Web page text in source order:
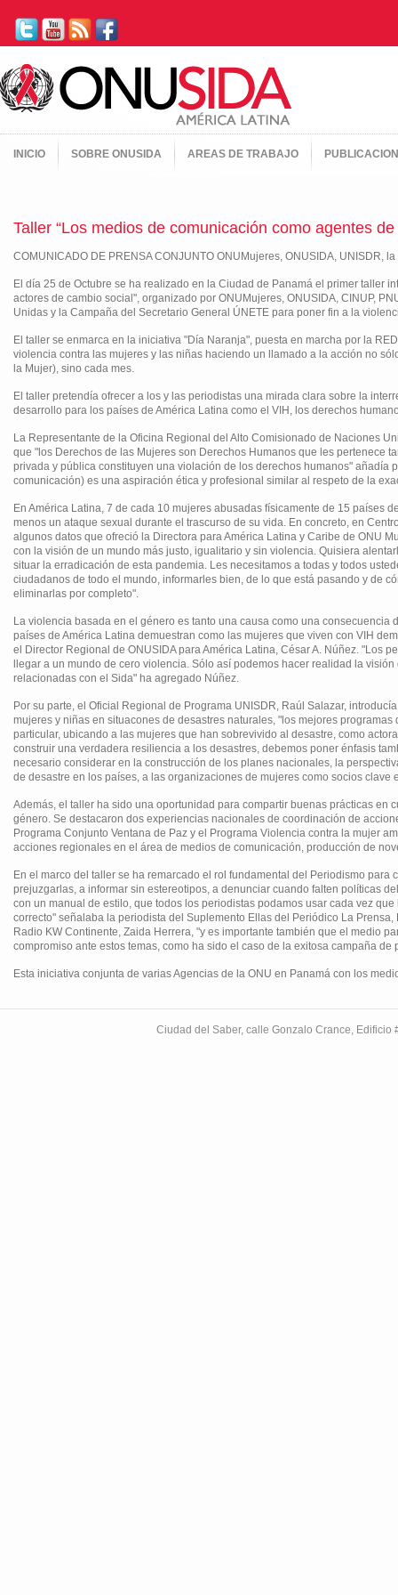
INICIO SOBRE ONUSIDA AREAS DE TRABAJO
Taller “Los medios de comunicación como agentes
COMUNICADO DE PRENSA CONJUNTO ONUMujeres, ONUSIDA,
El día 25 de Octubre se ha realizado en la Ciudad de Panamá el primer taller
actores de cambio social", organizado por ONUMujeres, ONUSIDA, CINUP,
Unidas y la Campaña del Secretario General ÚNETE para poner fin a la
El taller se enmarca en la iniciativa "Día Naranja", puesta en marcha por la
violencia contra las mujeres y las niñas haciendo un llamado a la acción no
la Mujer), sino cada mes.
El taller pretendía ofrecer a los y las periodistas una mirada clara sobre la
desarrollo para los países de América Latina como el VIH, los derechos
La Representante de la Oficina Regional del Alto Comisionado de Naciones
que "los Derechos de las Mujeres son Derechos Humanos que les pertenece
privada y pública constituyen una violación de los derechos humanos"
comunicación) es una aspiración ética y profesional similar al respeto de la
En América Latina, 7 de cada 10 mujeres abusadas físicamente de 15 países
menos un ataque sexual durante el trascurso de su vida. En concreto, en
algunos datos que ofreció la Directora para América Latina y Caribe de ONU
con la visión de un mundo más justo, igualitario y sin violencia. Quisiera
situar la erradicación de esta pandemia. Les necesitamos a todas y todos
ciudadanos de todo el mundo, informarles bien, de lo que está pasando y de
eliminarlas por completo".
La violencia basada en el género es tanto una causa como una
países de América Latina demuestran como las mujeres que viven con VIH
el Director Regional de ONUSIDA para América Latina, César A. Núñez. "Los
llegar a un mundo de cero violencia. Sólo así podemos hacer realidad la
relacionadas con el Sida" ha agregado Núñez.
Por su parte, el Oficial Regional de Programa UNISDR, Raúl Salazar,
mujeres y niñas en situacones de desastres naturales, "los mejores
particular, ubicando a las mujeres que han sobrevivido al desastre, como
construir una verdadera resiliencia a los desastres, debemos poner énfasis
necesario considerar en la construcción de los planes nacionales, la
de desastre en los países, a las organizaciones de mujeres como socios
Además, el taller ha sido una oportunidad para compartir buenas prácticas
género. Se destacaron dos experiencias nacionales de coordinación de
Programa Conjunto Ventana de Paz y el Programa Violencia contra la mujer
acciones regionales en el área de medios de comunicación, producción de
En el marco del taller se ha remarcado el rol fundamental del Periodismo
prejuzgarlas, a informar sin estereotipos, a denunciar cuando falten políticas
con un manual de estilo, que todos los periodistas podamos usar cada vez
correcto" señalaba la periodista del Suplemento Ellas del Periódico La
Radio KW Continente, Zaida Herrera, "y es importante también que el medio
compromiso ante estos temas, como ha sido el caso de la exitosa campaña
Esta iniciativa conjunta de varias Agencias de la ONU en Panamá con los
Ciudad del Saber, calle Gonzalo Crance,